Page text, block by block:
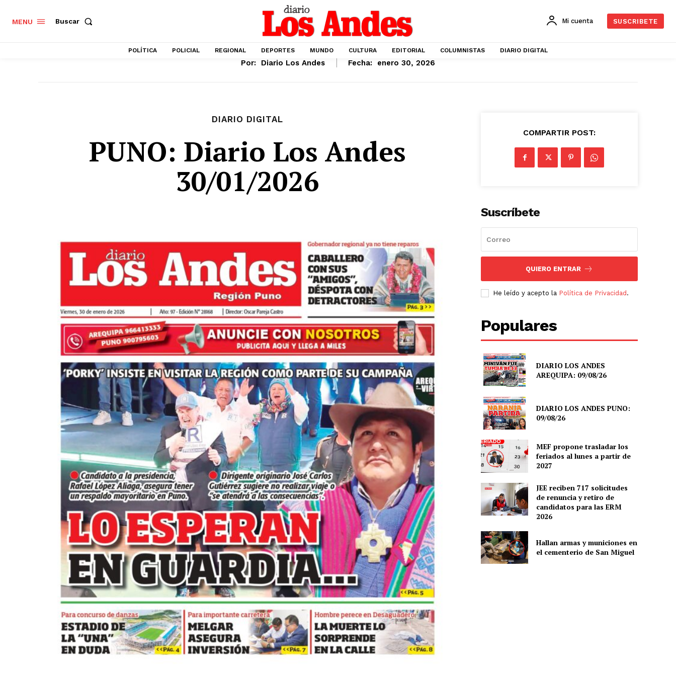
MENU Buscar Mi cuenta SUSCRIBETE
POLÍTICA POLICIAL REGIONAL DEPORTES MUNDO CULTURA EDITORIAL COLUMNISTAS DIARIO DIGITAL
Por: Diario Los Andes Fecha: enero 30, 2026
DIARIO DIGITAL
PUNO: Diario Los Andes
30/01/2026
COMPARTIR POST:
Suscríbete
QUIERO ENTRAR
He leído y acepto la Política de Privacidad .
Populares
DIARIO LOS ANDES
AREQUIPA: 09/08/26
DIARIO LOS ANDES PUNO:
09/08/26
MEF propone trasladar los
feriados al lunes a partir de
2027
JEE reciben 717 solicitudes
de renuncia y retiro de
candidatos para las ERM
2026
Hallan armas y municiones en
el cementerio de San Miguel